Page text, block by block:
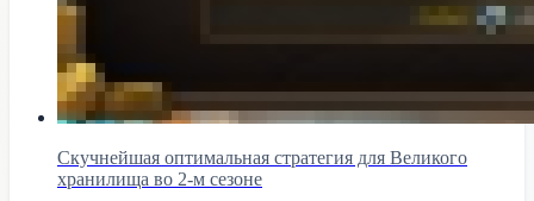
Скучнейшая оптимальная стратегия для Великого
хранилища во 2-м сезоне